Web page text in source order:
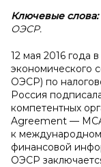
Ключевые слова:
ОЭСР.
12 мая 2016 года
экономического
ОЭСР) по
Россия
компетентных
Agreement —
к
финансовой
ОЭСР